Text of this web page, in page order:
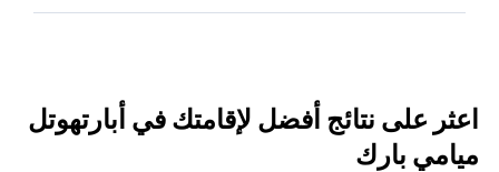
اعثر على نتائج أفضل لإقامتك في أبارتهوتل
ميامي بارك